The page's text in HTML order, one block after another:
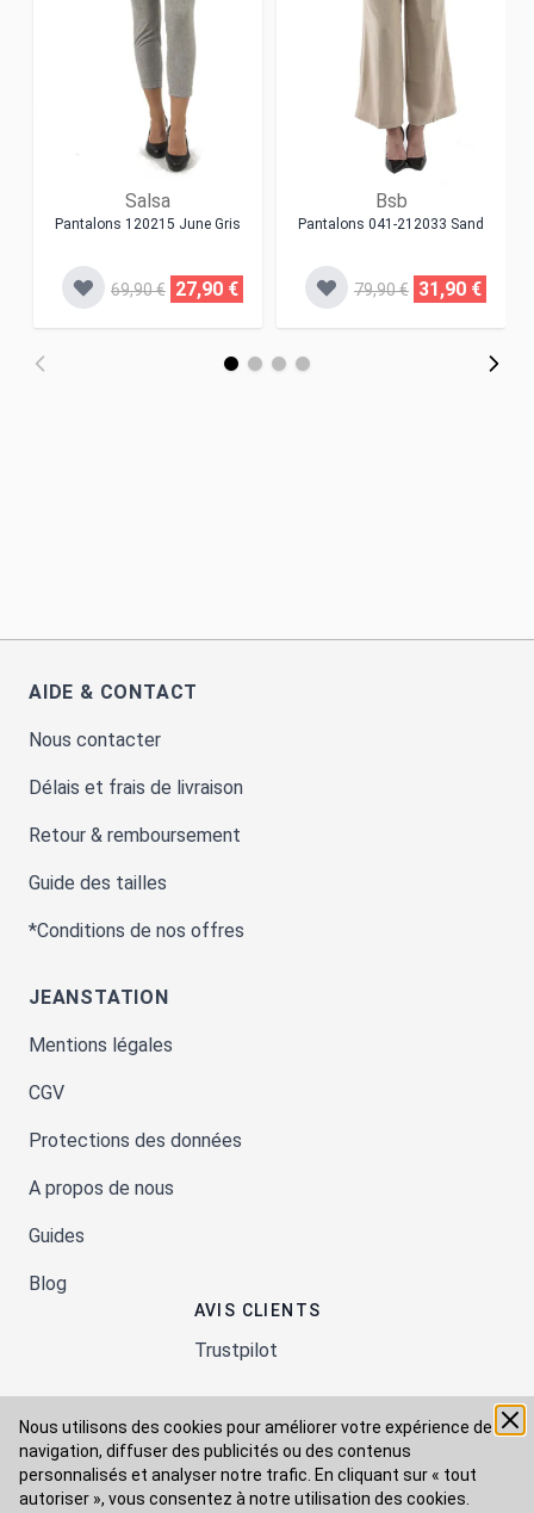
Nous utilisons des cookies pour améliorer votre expérience de
navigation, diffuser des publicités ou des contenus
personnalisés et analyser notre trafic. En cliquant sur « tout
autoriser », vous consentez à notre utilisation des cookies.
Salsa
Pantalons 120215 June Gris
69,90 € 27,90 €
Bsb
Pantalons 041-212033 Sand
79,90 € 31,90 €
AIDE & CONTACT
Nous contacter
Délais et frais de livraison
Retour & remboursement
Guide des tailles
*Conditions de nos offres
JEANSTATION
Mentions légales
CGV
Protections des données
A propos de nous
Guides
Blog
AVIS CLIENTS
Trustpilot
Moyens de paiement